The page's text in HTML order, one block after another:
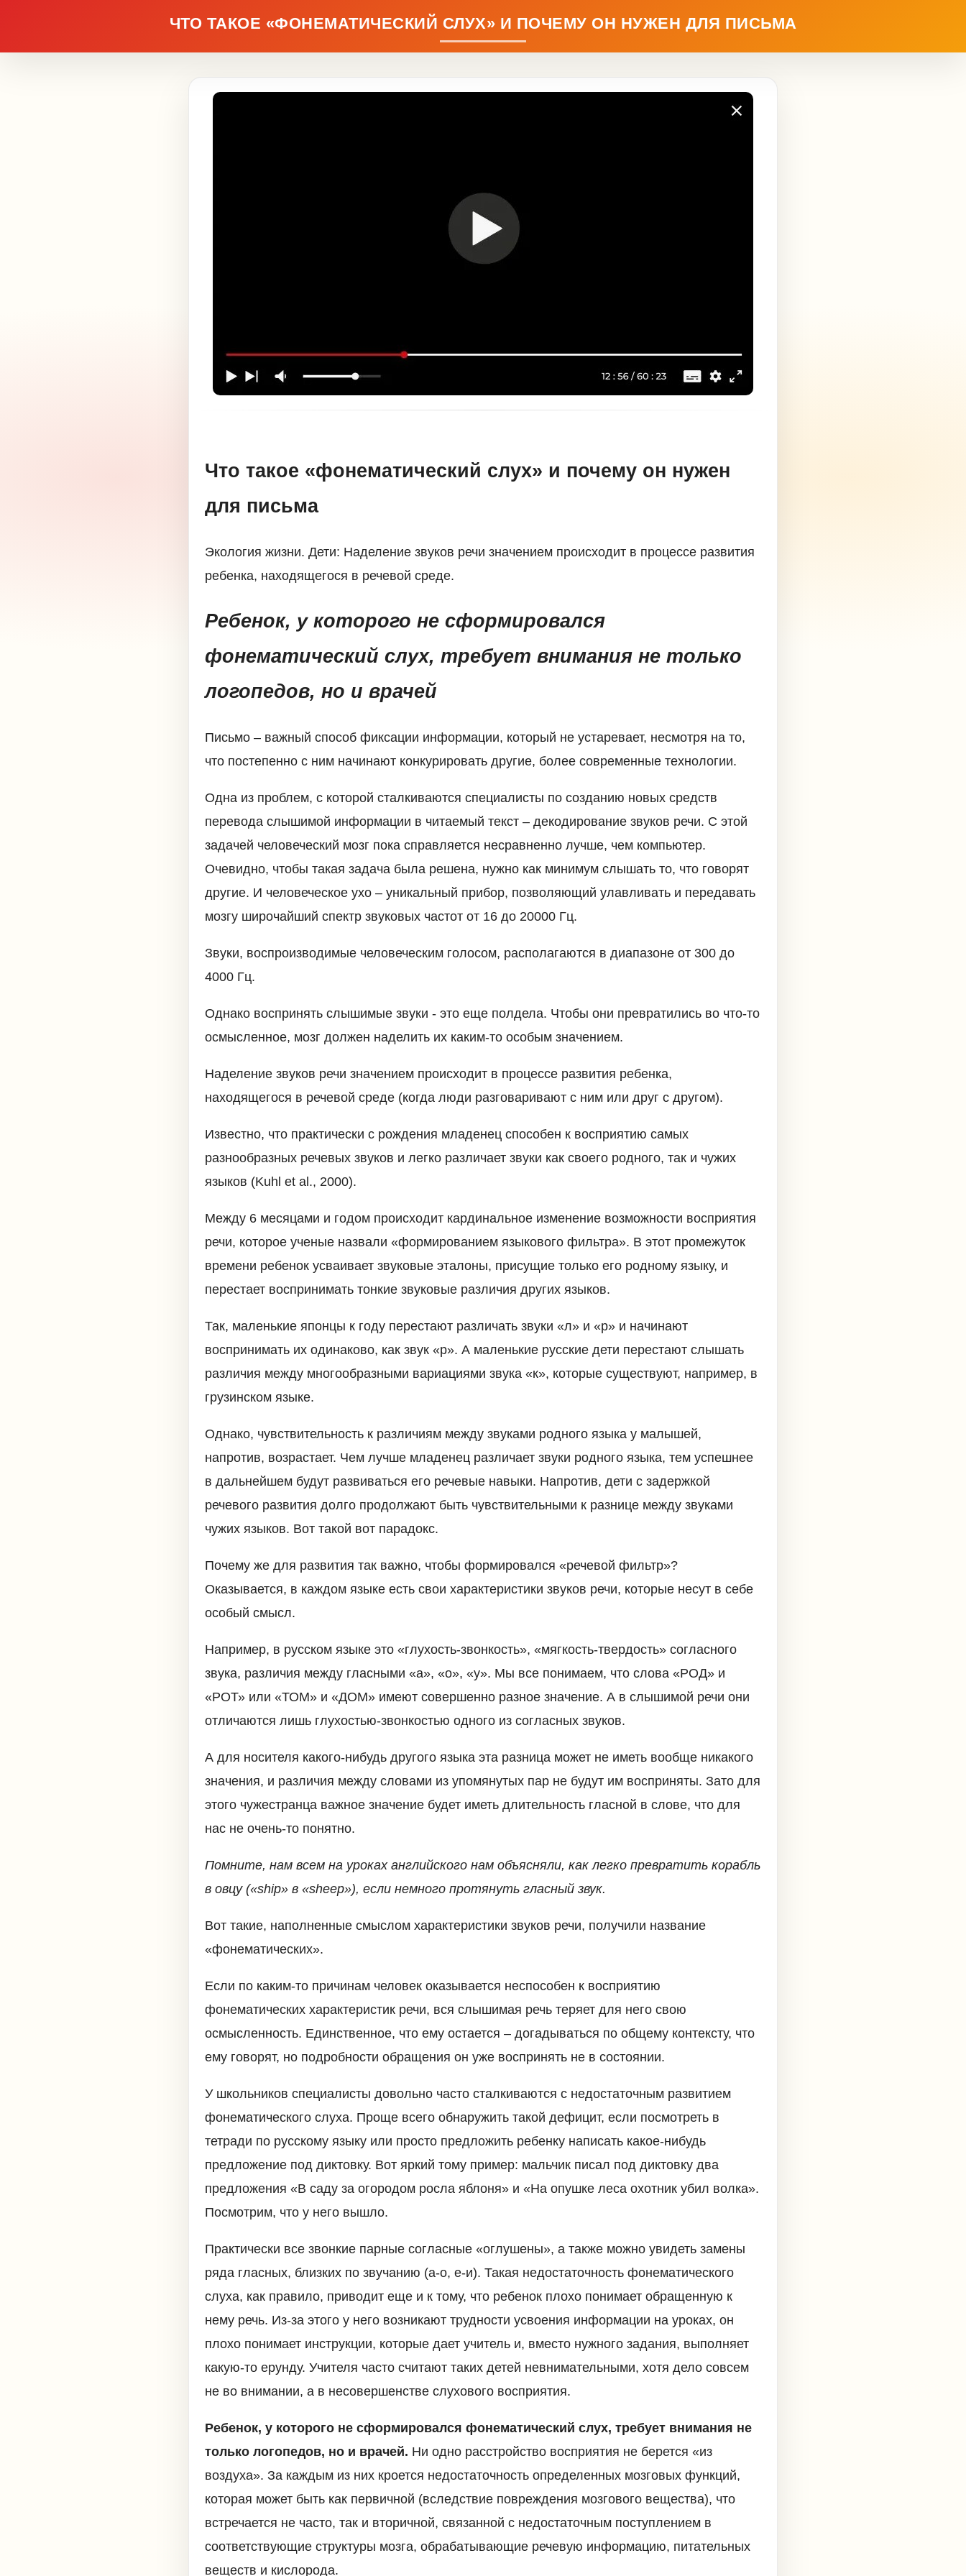
ЧТО ТАКОЕ «ФОНЕМАТИЧЕСКИЙ СЛУХ» И ПОЧЕМУ ОН НУЖЕН ДЛЯ ПИСЬМА
Что такое «фонематический слух» и почему он нужен
для письма
Экология жизни. Дети: Наделение звуков речи значением происходит в процессе развития
ребенка, находящегося в речевой среде.
Ребенок, у которого не сформировался
фонематический слух, требует внимания не только
логопедов, но и врачей
Письмо – важный способ фиксации информации, который не устаревает, несмотря на то,
что постепенно с ним начинают конкурировать другие, более современные технологии.
Одна из проблем, с которой сталкиваются специалисты по созданию новых средств
перевода слышимой информации в читаемый текст – декодирование звуков речи. С этой
задачей человеческий мозг пока справляется несравненно лучше, чем компьютер.
Очевидно, чтобы такая задача была решена, нужно как минимум слышать то, что говорят
другие. И человеческое ухо – уникальный прибор, позволяющий улавливать и передавать
мозгу широчайший спектр звуковых частот от 16 до 20000 Гц.
Звуки, воспроизводимые человеческим голосом, располагаются в диапазоне от 300 до
4000 Гц.
Однако воспринять слышимые звуки - это еще полдела. Чтобы они превратились во что-то
осмысленное, мозг должен наделить их каким-то особым значением.
Наделение звуков речи значением происходит в процессе развития ребенка,
находящегося в речевой среде (когда люди разговаривают с ним или друг с другом).
Известно, что практически с рождения младенец способен к восприятию самых
разнообразных речевых звуков и легко различает звуки как своего родного, так и чужих
языков (Kuhl et al., 2000).
Между 6 месяцами и годом происходит кардинальное изменение возможности восприятия
речи, которое ученые назвали «формированием языкового фильтра». В этот промежуток
времени ребенок усваивает звуковые эталоны, присущие только его родному языку, и
перестает воспринимать тонкие звуковые различия других языков.
Так, маленькие японцы к году перестают различать звуки «л» и «р» и начинают
воспринимать их одинаково, как звук «р». А маленькие русские дети перестают слышать
различия между многообразными вариациями звука «к», которые существуют, например, в
грузинском языке.
Однако, чувствительность к различиям между звуками родного языка у малышей,
напротив, возрастает. Чем лучше младенец различает звуки родного языка, тем успешнее
в дальнейшем будут развиваться его речевые навыки. Напротив, дети с задержкой
речевого развития долго продолжают быть чувствительными к разнице между звуками
чужих языков. Вот такой вот парадокс.
Почему же для развития так важно, чтобы формировался «речевой фильтр»?
Оказывается, в каждом языке есть свои характеристики звуков речи, которые несут в себе
особый смысл.
Например, в русском языке это «глухость-звонкость», «мягкость-твердость» согласного
звука, различия между гласными «а», «о», «у». Мы все понимаем, что слова «РОД» и
«РОТ» или «ТОМ» и «ДОМ» имеют совершенно разное значение. А в слышимой речи они
отличаются лишь глухостью-звонкостью одного из согласных звуков.
А для носителя какого-нибудь другого языка эта разница может не иметь вообще никакого
значения, и различия между словами из упомянутых пар не будут им восприняты. Зато для
этого чужестранца важное значение будет иметь длительность гласной в слове, что для
нас не очень-то понятно.
Помните, нам всем на уроках английского нам объясняли, как легко превратить корабль
в овцу («ship» в «sheep»), если немного протянуть гласный звук.
Вот такие, наполненные смыслом характеристики звуков речи, получили название
«фонематических».
Если по каким-то причинам человек оказывается неспособен к восприятию
фонематических характеристик речи, вся слышимая речь теряет для него свою
осмысленность. Единственное, что ему остается – догадываться по общему контексту, что
ему говорят, но подробности обращения он уже воспринять не в состоянии.
У школьников специалисты довольно часто сталкиваются с недостаточным развитием
фонематического слуха. Проще всего обнаружить такой дефицит, если посмотреть в
тетради по русскому языку или просто предложить ребенку написать какое-нибудь
предложение под диктовку. Вот яркий тому пример: мальчик писал под диктовку два
предложения «В саду за огородом росла яблоня» и «На опушке леса охотник убил волка».
Посмотрим, что у него вышло.
Практически все звонкие парные согласные «оглушены», а также можно увидеть замены
ряда гласных, близких по звучанию (а-о, е-и). Такая недостаточность фонематического
слуха, как правило, приводит еще и к тому, что ребенок плохо понимает обращенную к
нему речь. Из-за этого у него возникают трудности усвоения информации на уроках, он
плохо понимает инструкции, которые дает учитель и, вместо нужного задания, выполняет
какую-то ерунду. Учителя часто считают таких детей невнимательными, хотя дело совсем
не во внимании, а в несовершенстве слухового восприятия.
Ребенок, у которого не сформировался фонематический слух, требует внимания не
только логопедов, но и врачей. Ни одно расстройство восприятия не берется «из
воздуха». За каждым из них кроется недостаточность определенных мозговых функций,
которая может быть как первичной (вследствие повреждения мозгового вещества), что
встречается не часто, так и вторичной, связанной с недостаточным поступлением в
соответствующие структуры мозга, обрабатывающие речевую информацию, питательных
веществ и кислорода.